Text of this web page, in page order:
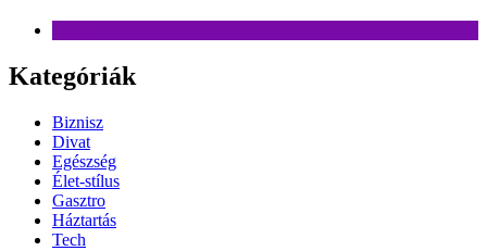
Kategóriák
Biznisz
Divat
Egészség
Élet-stílus
Gasztro
Háztartás
Tech